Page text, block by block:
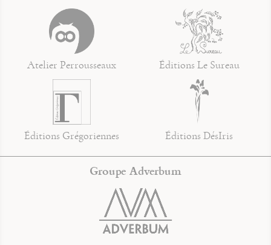
Atelier Perrousseaux Éditions Le Sureau
Éditions Grégoriennes Éditions DésIris
Groupe Adverbum